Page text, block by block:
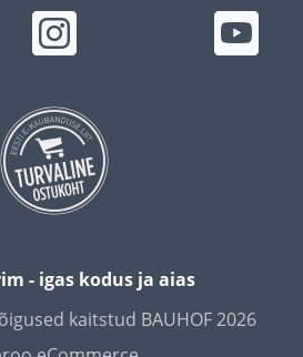
- igas kodus ja aias
kaitstud BAUHOF 2026